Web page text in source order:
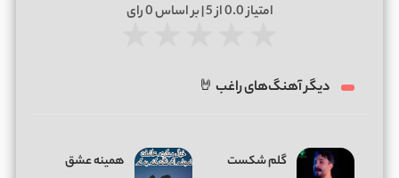
امتیاز0.0از 5 | بر اساس 0رای
دیگر آهنگ‌های راغب 🤘
گلم شکست همینه عشق